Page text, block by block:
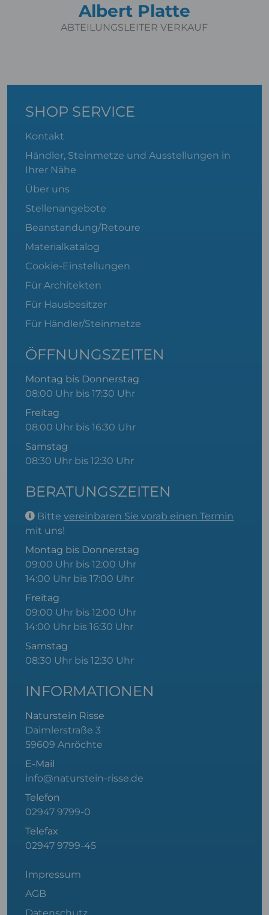
Albert Platte
ABTEILUNGSLEITER VERKAUF
SHOP SERVICE
Kontakt
Händler, Steinmetze und Ausstellungen in
Ihrer Nähe
Über uns
Stellenangebote
Beanstandung/Retoure
Materialkatalog
Cookie-Einstellungen
Für Architekten
Für Hausbesitzer
Für Händler/Steinmetze
ÖFFNUNGSZEITEN
Montag bis Donnerstag
08:00 Uhr bis 17:30 Uhr
Freitag
08:00 Uhr bis 16:30 Uhr
Samstag
08:30 Uhr bis 12:30 Uhr
BERATUNGSZEITEN
Bitte vereinbaren Sie vorab einen Termin
mit uns!
Montag bis Donnerstag
09:00 Uhr bis 12:00 Uhr
14:00 Uhr bis 17:00 Uhr
Freitag
09:00 Uhr bis 12:00 Uhr
14:00 Uhr bis 16:30 Uhr
Samstag
08:30 Uhr bis 12:30 Uhr
INFORMATIONEN
Naturstein Risse
Daimlerstraße 3
59609 Anröchte
E-Mail
info@naturstein-risse.de
Telefon
02947 9799-0
Telefax
02947 9799-45
Impressum
AGB